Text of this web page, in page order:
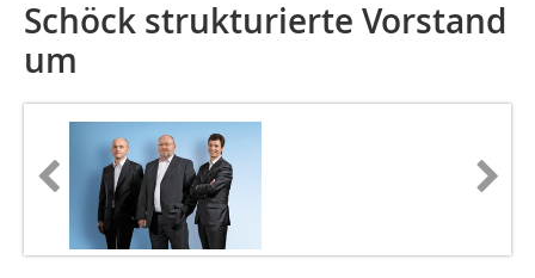
Schöck strukturierte Vorstand
um